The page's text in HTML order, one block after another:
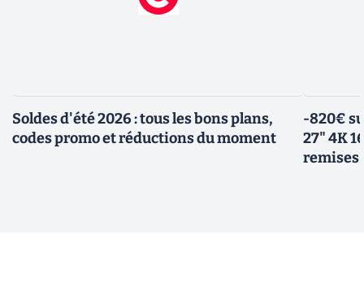
Soldes d'été 2026 : tous les bons plans,
codes promo et réductions du moment
-820€
27" 4K
remises